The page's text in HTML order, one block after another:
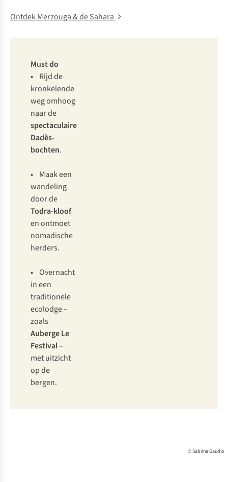
Ontdek Merzouga & de Sahara
Must do
• Rijd de
kronkelende
weg omhoog
naar de
spectaculaire
Dadès-
bochten.
• Maak een
wandeling
door de
Todra-kloof
en ontmoet
nomadische
herders.
• Overnacht
in een
traditionele
ecolodge –
zoals
Auberge Le
Festival–
met uitzicht
op de
bergen.
© Sabrina Gaudio